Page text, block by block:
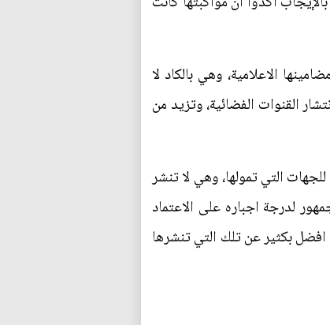
الاعلامية، وهي بالكاد لا
القنوات الفضائية، وتزيد من
التي تمولها، وهي لا تنشر
لدرجة اجباره على الاعتماد
افضل بكثير عن تلك التي تنشرها